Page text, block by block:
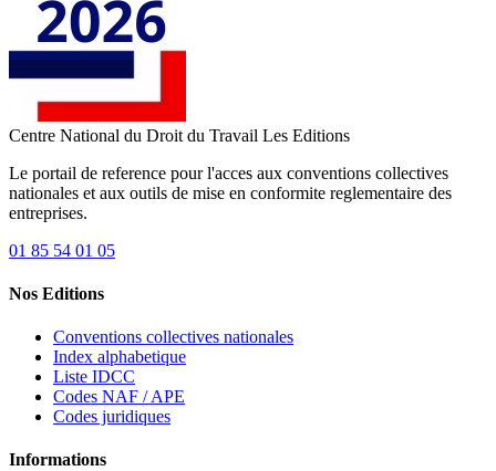
Centre National du Droit du Travail Les Editions
Le portail de reference pour l'acces aux conventions collectives
nationales et aux outils de mise en conformite reglementaire des
entreprises.
01 85 54 01 05
Nos Editions
Conventions collectives nationales
Index alphabetique
Liste IDCC
Codes NAF / APE
Codes juridiques
Informations